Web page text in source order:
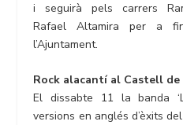
i seguirà pels carrers
Rafael Altamira per a
l’Ajuntament.
Rock alacantí al Castell de
El dissabte 11 la banda
versions en anglés d’èxits